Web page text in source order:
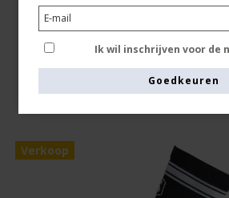
EUR 14,00
Verkoop
Ik wil inschrijven voor de
Goedkeuren